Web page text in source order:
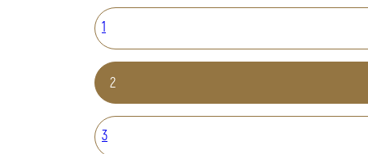
1
2
3